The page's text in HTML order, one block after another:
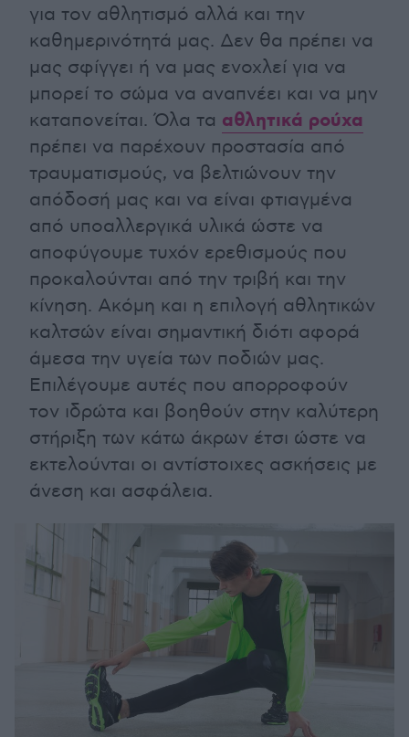
για τον αθλητισμό αλλά και την
καθημερινότητά μας. Δεν θα πρέπει να
μας σφίγγει ή να μας ενοχλεί για να
μπορεί το σώμα να αναπνέει και να μην
καταπονείται. Όλα τα αθλητικά ρούχα
πρέπει να παρέχουν προστασία από
τραυματισμούς, να βελτιώνουν την
απόδοσή μας και να είναι φτιαγμένα
από υποαλλεργικά υλικά ώστε να
αποφύγουμε τυχόν ερεθισμούς που
προκαλούνται από την τριβή και την
κίνηση. Ακόμη και η επιλογή αθλητικών
καλτσών είναι σημαντική διότι αφορά
άμεσα την υγεία των ποδιών μας.
Επιλέγουμε αυτές που απορροφούν
τον ιδρώτα και βοηθούν στην καλύτερη
στήριξη των κάτω άκρων έτσι ώστε να
εκτελούνται οι αντίστοιχες ασκήσεις με
άνεση και ασφάλεια.